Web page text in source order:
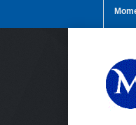
Eks Bendahara